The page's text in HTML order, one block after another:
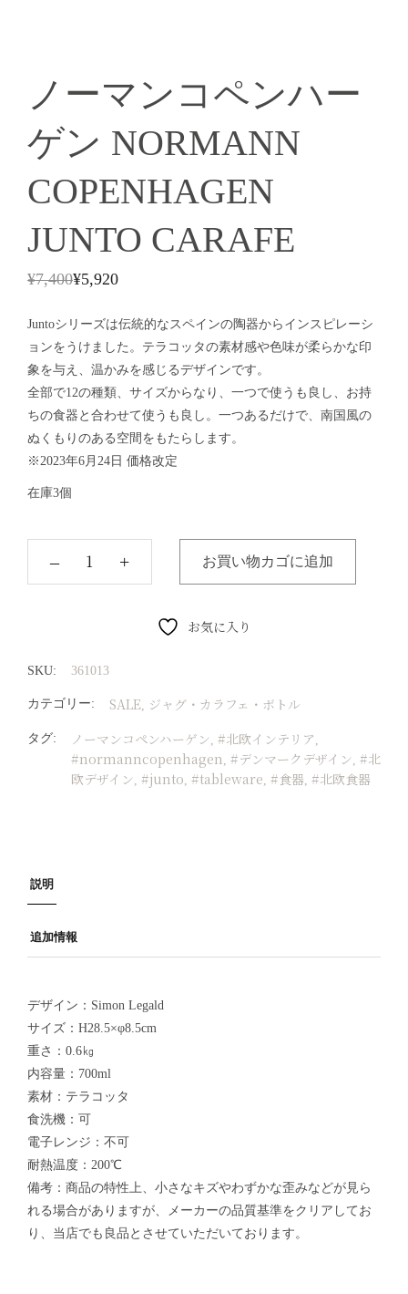
ノーマンコペンハー
ゲン NORMANN
COPENHAGEN
JUNTO CARAFE
¥7,400¥5,920
Juntoシリーズは伝統的なスペインの陶器からインスピレーシ
ョンをうけました。テラコッタの素材感や色味が柔らかな印
象を与え、温かみを感じるデザインです。
全部で12の種類、サイズからなり、一つで使うも良し、お持
ちの食器と合わせて使うも良し。一つあるだけで、南国風の
ぬくもりのある空間をもたらします。
※2023年6月24日 価格改定
在庫3個
‒ + お買い物カゴに追加
お気に入り
SKU: 361013
カテゴリー: SALE ジャグ・カラフェ・ボトル
タグ: ノーマンコペンハーゲン #北欧インテリア
#normanncopenhagen #デンマークデザイン #北
欧デザイン #junto #tableware #食器 #北欧食器
説明
追加情報
デザイン：Simon Legald
サイズ：H28.5×φ8.5cm
重さ：0.6㎏
内容量：700ml
素材：テラコッタ
食洗機：可
電子レンジ：不可
耐熱温度：200℃
備考：商品の特性上、小さなキズやわずかな歪みなどが見ら
れる場合がありますが、メーカーの品質基準をクリアしてお
り、当店でも良品とさせていただいております。